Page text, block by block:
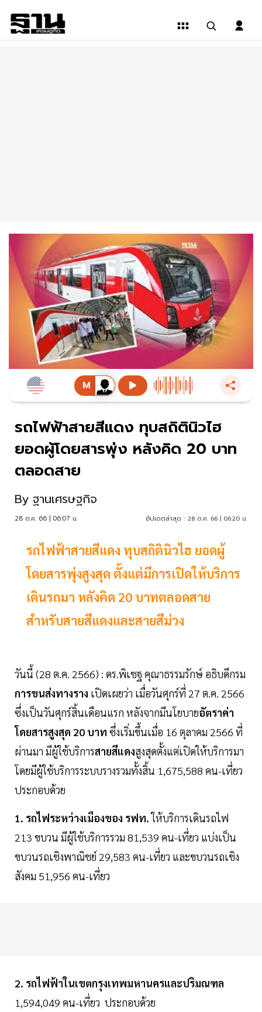
รถไฟฟ้าสายสีแดง ทุบสถิตินิวไฮ
ยอดผู้โดยสารพุ่ง หลังคิด 20 บาท
ตลอดสาย
By ฐานเศรษฐกิจ
28 ต.ค. 66 | 06:07 น. อัปเดตล่าสุด : 28 ต.ค. 66 | 06:20 น.
รถไฟฟ้าสายสีแดง ทุบสถิตินิวไฮ ยอดผู้
โดยสารพุ่งสูงสุด ตั้งแต่มีการเปิดให้บริการ
เดินรถมา หลังคิด 20 บาทตลอดสาย
สำหรับสายสีแดงและสายสีม่วง
วันนี้ (28 ต.ค. 2566) : ดร.พิเชฐ คุณาธรรมรักษ์ อธิบดีกรม
การขนส่งทางราง เปิดเผยว่า เมื่อวันศุกร์ที่ 27 ต.ค. 2566
ซึ่งเป็นวันศุกร์สิ้นเดือนแรก หลังจากมีนโยบายอัตราค่า
โดยสารสูงสุด 20 บาท ซึ่งเริ่มขึ้นเมื่อ 16 ตุลาคม 2566 ที่
ผ่านมา มีผู้ใช้บริการสายสีแดงสูงสุดตั้งแต่เปิดให้บริการมา
โดยมีผู้ใช้บริการระบบรางรวมทั้งสิ้น 1,675,588 คน-เที่ยว
ประกอบด้วย
1. รถไฟระหว่างเมืองของ รฟท.ให้บริการเดินรถไฟ
213 ขบวน มีผู้ใช้บริการรวม 81,539 คน-เที่ยว แบ่งเป็น
ขบวนรถเชิงพาณิชย์ 29,583 คน-เที่ยว และขบวนรถเชิง
สังคม 51,956 คน-เที่ยว
2. รถไฟฟ้าในเขตกรุงเทพมหานครและปริมณฑล
1,594,049 คน-เที่ยว ประกอบด้วย